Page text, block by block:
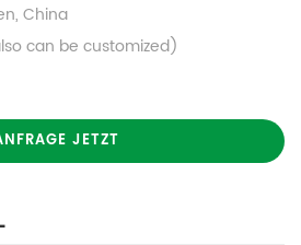
China
can be customized)
JETZT